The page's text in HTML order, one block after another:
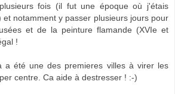
fois (il fut une époque où j'étais
et notamment y passer plusieurs jours pour
et de la peinture flamande (XVIe et
!
a été une des premieres villes à virer les
centre. Ca aide à destresser ! :-)